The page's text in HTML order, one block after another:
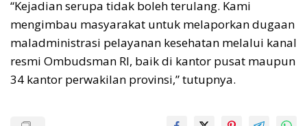
“Kejadian serupa tidak boleh terulang. Kami
mengimbau masyarakat untuk melaporkan dugaan
maladministrasi pelayanan kesehatan melalui kanal
resmi Ombudsman RI, baik di kantor pusat maupun
34 kantor perwakilan provinsi,” tutupnya.